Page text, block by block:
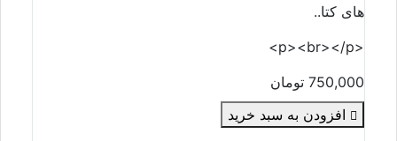
های کتا..
750,000 تومان
افزودن به سبد خرید